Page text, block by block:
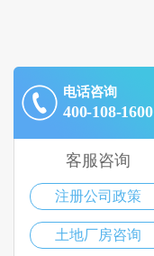
电话咨询
400-108-1600
客服咨询
注册公司政策
土地厂房咨询